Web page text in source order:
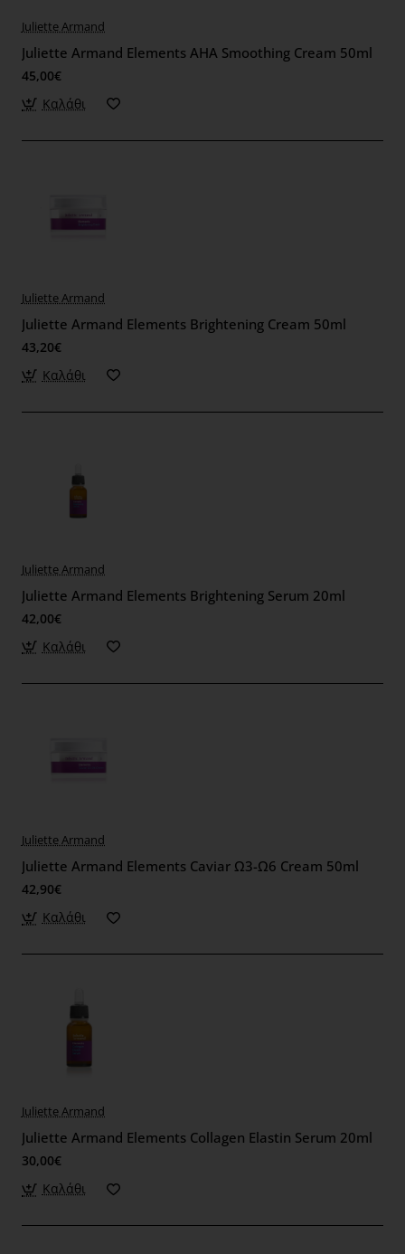
Juliette Armand
Juliette Armand Elements AHA Smoothing Cream 50ml
45,00€
Καλάθι
Juliette Armand
Juliette Armand Elements Brightening Cream 50ml
43,20€
Καλάθι
Juliette Armand
Juliette Armand Elements Brightening Serum 20ml
42,00€
Καλάθι
Juliette Armand
Juliette Armand Elements Caviar Ω3-Ω6 Cream 50ml
42,90€
Καλάθι
Juliette Armand
Juliette Armand Elements Collagen Elastin Serum 20ml
30,00€
Καλάθι